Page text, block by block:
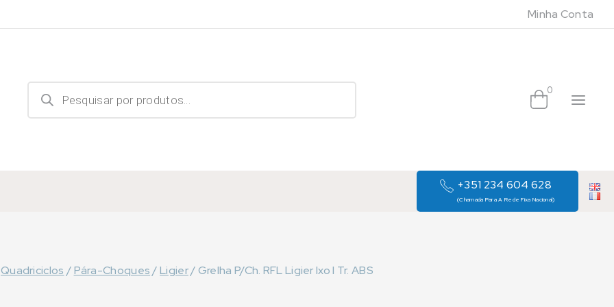
Minha Conta
Products
search 0
+351 234 604 628
(Chamada Para A Rede Fixa Nacional)
Quadriciclos /Pára-Choques /Ligier/Grelha P/Ch. RFL Ligier Ixo I Tr. ABS